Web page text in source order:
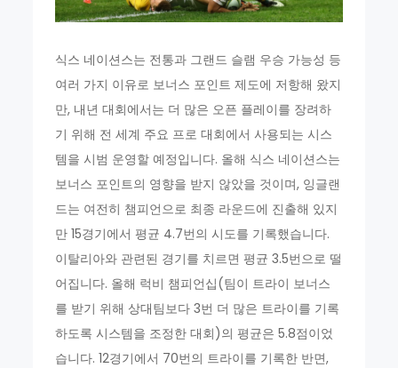
식스 네이션스는 전통과 그랜드 슬램 우승 가능성 등
여러 가지 이유로 보너스 포인트 제도에 저항해 왔지
만, 내년 대회에서는 더 많은 오픈 플레이를 장려하
기 위해 전 세계 주요 프로 대회에서 사용되는 시스
템을 시범 운영할 예정입니다. 올해 식스 네이션스는
보너스 포인트의 영향을 받지 않았을 것이며, 잉글랜
드는 여전히 챔피언으로 최종 라운드에 진출해 있지
만 15경기에서 평균 4.7번의 시도를 기록했습니다.
이탈리아와 관련된 경기를 치르면 평균 3.5번으로 떨
어집니다. 올해 럭비 챔피언십(팀이 트라이 보너스
를 받기 위해 상대팀보다 3번 더 많은 트라이를 기록
하도록 시스템을 조정한 대회)의 평균은 5.8점이었
습니다. 12경기에서 70번의 트라이를 기록한 반면,